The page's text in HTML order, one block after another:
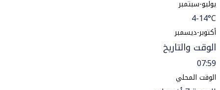
يوليو-سبتمبر
4-14°C
أكتوبر-ديسمبر
الوقت والتاريخ
07:59
الوقت المحلي